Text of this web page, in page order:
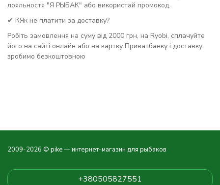
лояльностя "Я РЫБАК" або використай промокод.
✔ КЯк не платити за доставку?
Робіть замовлення на суму від 2000 грн, на Ryobi, сплачуйте
його на сайті онлайн або на картку Приватбанку і доставку
зробимо безкоштовною
2009-2026 © pike — интернет-магазин для рыбаков
+380505827551